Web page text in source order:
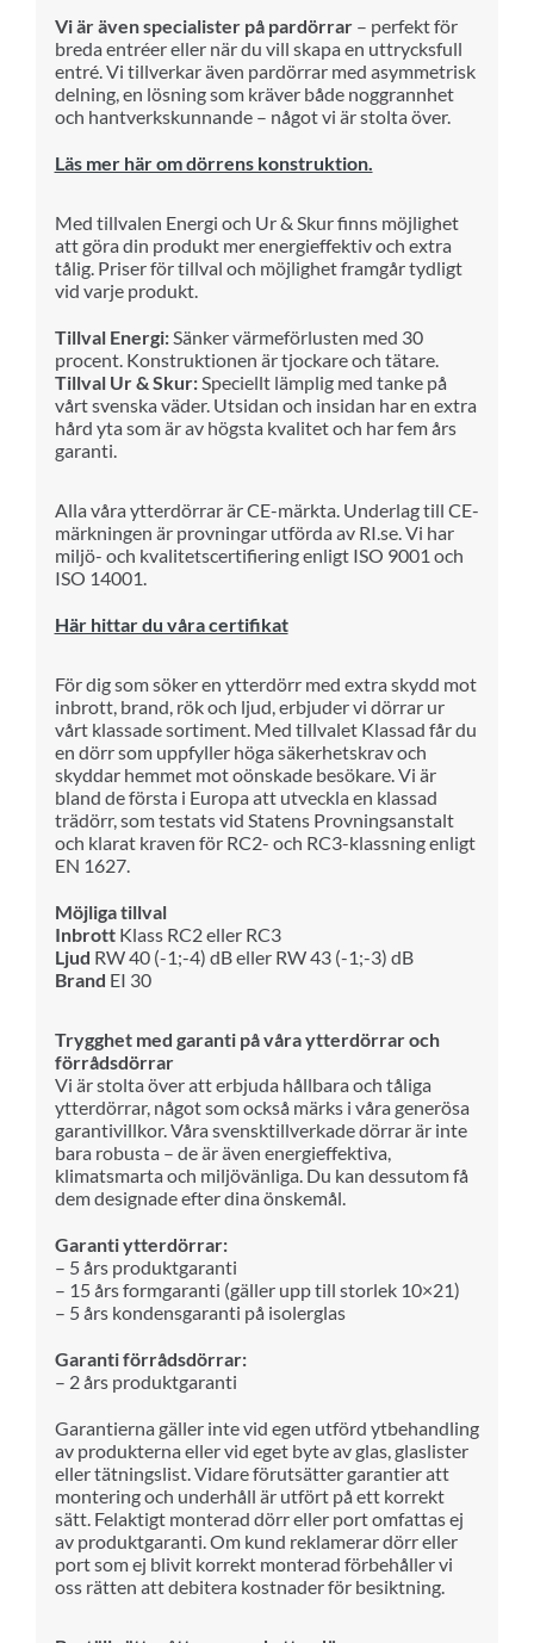
Vi är även specialister på pardörrar– perfekt för
breda entréer eller när du vill skapa en uttrycksfull
entré. Vi tillverkar även pardörrar med asymmetrisk
delning, en lösning som kräver både noggrannhet
och hantverkskunnande – något vi är stolta över.
Läs mer här om dörrens konstruktion.
Med tillvalen Energi och Ur & Skur finns möjlighet
att göra din produkt merenergieffektiv och extra
tålig. Priser för tillval och möjlighet framgår tydligt
vid varje produkt.
Tillval Energi:Sänker värmeförlusten med 30
procent. Konstruktionen är tjockare och tätare.
Tillval Ur & Skur:Speciellt lämplig med tanke på
vårt svenska väder. Utsidan och insidan har en extra
hård yta som är av högsta kvalitet och har fem års
garanti.
Alla våra ytterdörrar är CE-märkta. Underlag till CE-
märkningen är provningar utförda av RI.se. Vi har
miljö- och kvalitetscertifiering enligt ISO 9001 och
ISO 14001.
Här hittar du våra certifikat
För dig som söker en ytterdörr med extra skydd mot
inbrott, brand, rök och ljud, erbjuder vi dörrar ur
vårt klassade sortiment. Med tillvalet Klassad får du
en dörr som uppfyller höga säkerhetskrav och
skyddar hemmet mot oönskade besökare. Vi är
bland de första i Europa att utveckla en klassad
trädörr, som testats vid Statens Provningsanstalt
och klarat kraven för RC2- och RC3-klassning enligt
EN 1627.
Möjliga tillval
InbrottKlass RC2 eller RC3
Ljud RW 40 (-1;-4) dB eller RW 43 (-1;-3) dB
Brand EI 30
Trygghet med garanti på våra ytterdörrar och
förrådsdörrar
Vi är stolta över att erbjuda hållbara och tåliga
ytterdörrar, något som också märks i våra generösa
garantivillkor. Våra svensktillverkade dörrar är inte
bara robusta – de är även energieffektiva,
klimatsmarta och miljövänliga. Du kan dessutom få
dem designade efter dina önskemål.
Garanti ytterdörrar:
– 5 års produktgaranti
– 15 års formgaranti (gäller upp till storlek 10×21)
– 5 års kondensgaranti på isolerglas
Garanti förrådsdörrar:
– 2 års produktgaranti
Garantierna gäller inte vid egen utförd ytbehandling
av produkterna eller vid eget byte av glas, glaslister
eller tätningslist. Vidare förutsätter garantier att
montering och underhåll är utfört på ett korrekt
sätt. Felaktigt monterad dörr eller port omfattas ej
av produktgaranti. Om kund reklamerar dörr eller
port som ej blivit korrekt monterad förbehåller vi
oss rätten att debitera kostnader för besiktning.